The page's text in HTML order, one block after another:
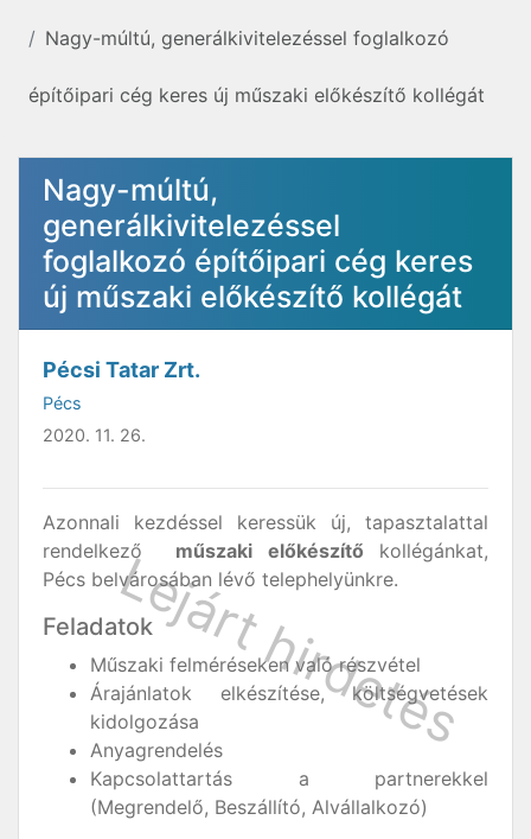
Nagy-múltú, generálkivitelezéssel foglalkozó
építőipari cég keres új műszaki előkészítő kollégát
Nagy-múltú,
generálkivitelezéssel
foglalkozó építőipari cég keres
új műszaki előkészítő kollégát
Pécsi Tatar Zrt.
Pécs
2020. 11. 26.
Azonnali kezdéssel keressük új, tapasztalattal
rendelkező
műszaki előkészítő kollégánkat,
Pécs belvárosában lévő telephelyünkre.
Feladatok
Műszaki felméréseken való részvétel
Árajánlatok elkészítése, költségvetések
kidolgozása
Anyagrendelés
Kapcsolattartás a partnerekkel
(Megrendelő, Beszállító, Alvállalkozó)